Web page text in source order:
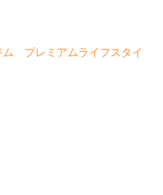
プレミアムライフスタイ